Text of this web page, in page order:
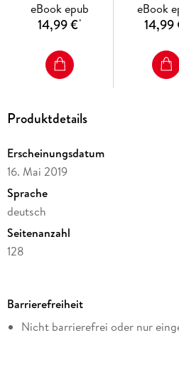
eBook epub
14,99 €*
eBook
14,99
Produktdetails
Erscheinungsdatum
16. Mai 2019
Sprache
deutsch
Seitenanzahl
128
Altersempfehlung
von 6 bis 8 Jahren
Barrierefreiheit
Nicht barrierefrei oder nur